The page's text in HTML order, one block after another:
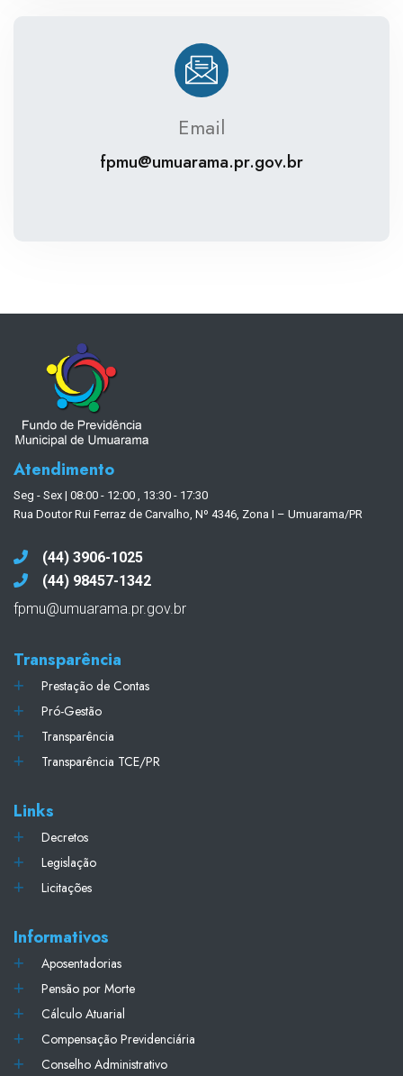
Email
fpmu@umuarama.pr.gov.br
Atendimento
Seg - Sex | 08:00 - 12:00 , 13:30 - 17:30
Rua Doutor Rui Ferraz de Carvalho, Nº 4346, Zona I – Umuarama/PR
(44) 3906-1025
(44) 98457-1342
fpmu@umuarama.pr.gov.br
Transparência
Prestação de Contas
Pró-Gestão
Transparência
Transparência TCE/PR
Links
Decretos
Legislação
Licitações
Informativos
Aposentadorias
Pensão por Morte
Cálculo Atuarial
Compensação Previdenciária
Conselho Administrativo